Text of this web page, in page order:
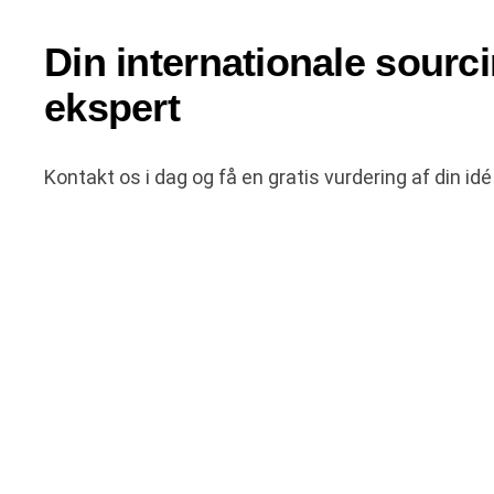
Din internationale
ekspert
Kontakt os i dag og få en gratis vurdering af din idé